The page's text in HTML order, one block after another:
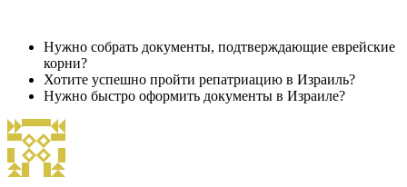
Нужно собрать документы, подтверждающие еврейские
корни?
Хотите успешно пройти репатриацию в Израиль?
Нужно быстро оформить документы в Израиле?